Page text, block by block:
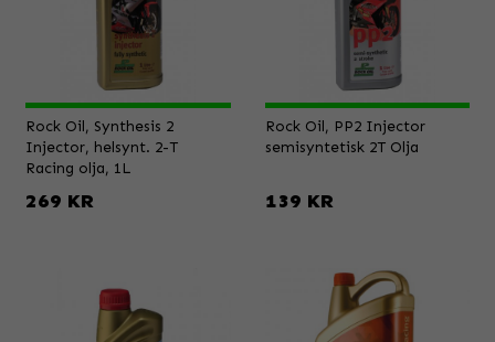
Rock Oil, Synthesis 2
Injector, helsynt. 2-T
Racing olja, 1L
269 KR
Rock Oil, PP2 Injector
semisyntetisk 2T Olja
139 KR